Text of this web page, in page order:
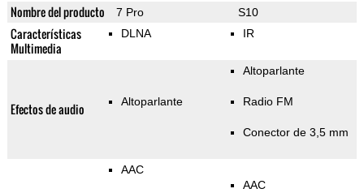
Nombre del producto 7 Pro S10
Características
Multimedia
DLNA IR
Efectos de audio Altoparlante
Altoparlante
Radio FM
Conector de 3,5 mm
AAC
AAC